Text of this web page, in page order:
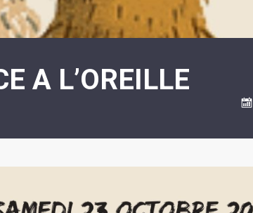
CCAS
LA
SÉCURITÉ
/
RISQUES
A L’OREILLE